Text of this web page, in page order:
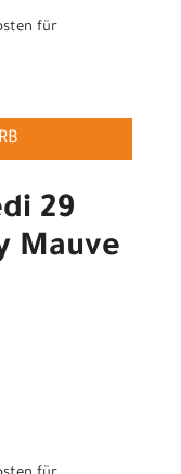
für
29
Mauve